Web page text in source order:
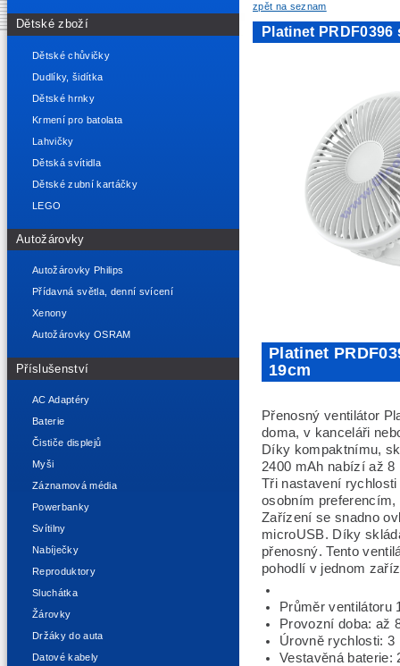
Dětské zboží
Dětské chůvičky
Dudlíky, šidítka
Dětské hrnky
Krmení pro batolata
Lahvičky
Dětská svítidla
Dětské zubní kartáčky
LEGO
Autožárovky
Autožárovky Philips
Přídavná světla, denní svícení
Xenony
Autožárovky OSRAM
Příslušenství
AC Adaptéry
Baterie
Čističe displejů
Myši
Záznamová média
Powerbanky
Svítilny
Nabíječky
Reproduktory
Sluchátka
Žárovky
Držáky do auta
Datové kabely
zpět na seznam
Platinet
Platinet
19cm
Přenosný ventilátor
doma, v kanceláři
Díky kompaktnímu,
2400 mAh nabízí až
Tři nastavení
osobním
Zařízení se snadno
microUSB. Díky
přenosný. Tento
pohodlí v jednom
Průměr ventilátoru
Provozní doba: až
Úrovně rychlosti: 3
Vestavěná baterie: